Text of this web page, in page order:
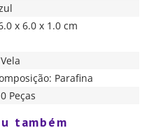
x 6.0 x 1.0 cm
Parafina
Peças
também